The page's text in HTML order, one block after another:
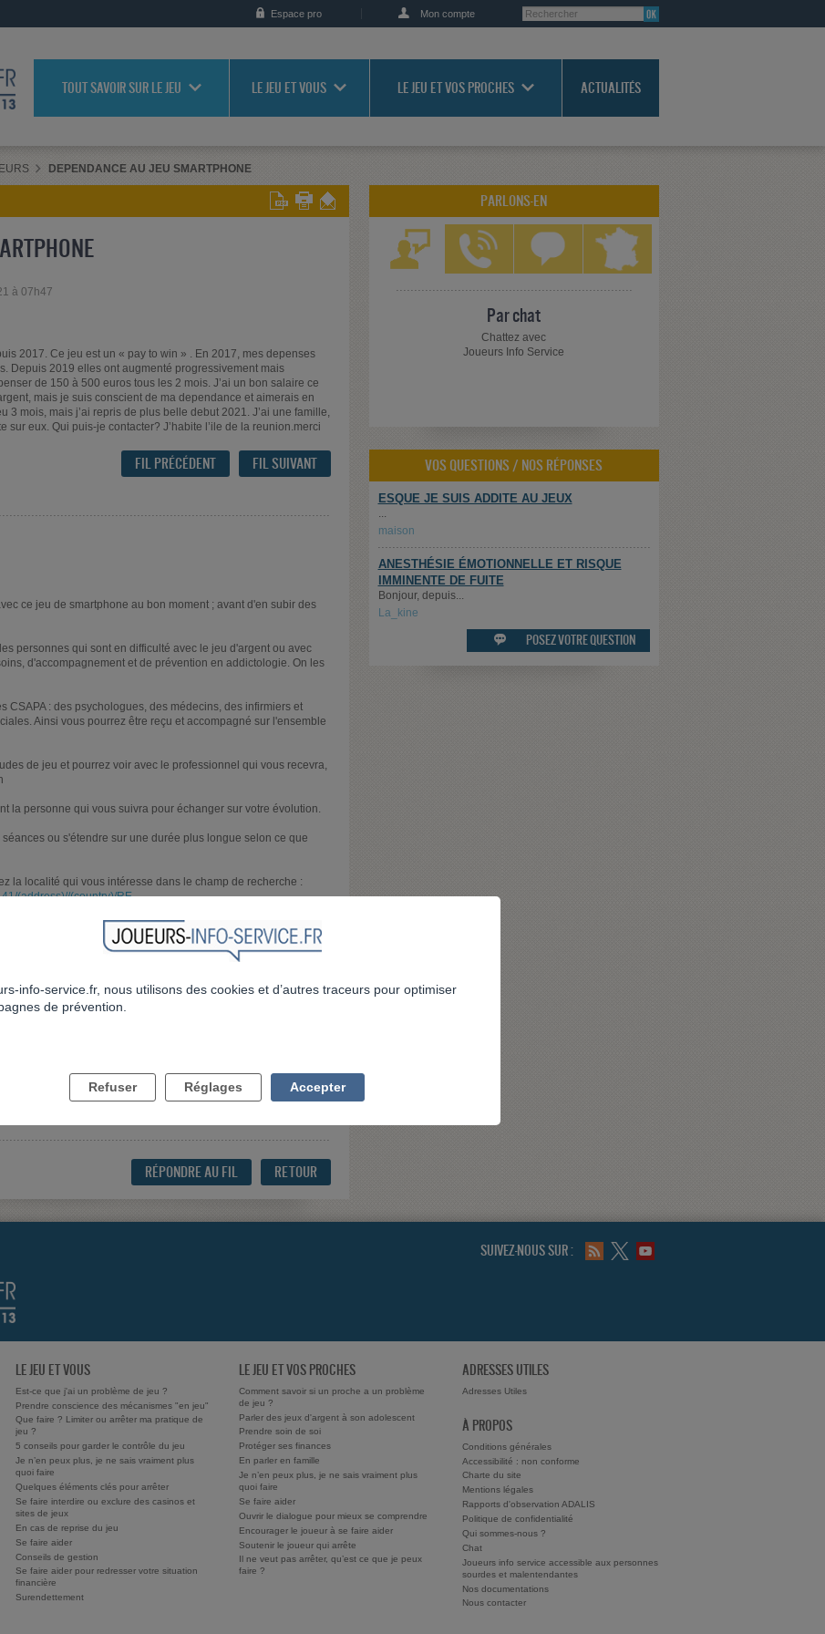
Espace pro Mon compte
TOUT SAVOIR SUR LE JEU LE JEU ET VOUS LE JEU ET VOS PROCHES ACTUALITÉS
DEPENDANCE AU JEU SMARTPHONE
à 07h47
2017. Ce jeu est un « pay to win » . En 2017, mes depenses
Depuis 2019 elles ont augmenté progressivement mais
de 150 à 500 euros tous les 2 mois. J’ai un bon salaire ce
mais je suis conscient de ma dependance et aimerais en
3 mois, mais j’ai repris de plus belle debut 2021. J’ai une famille,
sur eux. Qui puis-je contacter? J’habite l’ile de la reunion.merci
FIL PRÉCÉDENT FIL SUIVANT
ce jeu de smartphone au bon moment ; avant d'en subir des
personnes qui sont en difficulté avec le jeu d'argent ou avec
d'accompagnement et de prévention en addictologie. On les
CSAPA : des psychologues, des médecins, des infirmiers et
Ainsi vous pourrez être reçu et accompagné sur l'ensemble
de jeu et pourrez voir avec le professionnel qui vous recevra,
la personne qui vous suivra pour échanger sur votre évolution.
ou s'étendre sur une durée plus longue selon ce que
la localité qui vous intéresse dans le champ de recherche :
(address)//(country)/RE
souhaitez, vous pouvez échanger avec des joueurs sur ce
rassemble des joueurs qui ont arrêté le jeu et des joueurs en
est forte, vous pouvez également contacter Joueurs info service
( heure de métropole) ou chatter avec un ou une
démarche
RÉPONDRE AU FIL RETOUR
PARLONS-EN
Par chat
Chattez avec
Joueurs Info Service
VOS QUESTIONS / NOS RÉPONSES
ESQUE JE SUIS ADDITE AU JEUX
...
maison
ANESTHÉSIE ÉMOTIONNELLE ET RISQUE
IMMINENTE DE FUITE
Bonjour, depuis...
La_kine
 POSEZ VOTRE QUESTION
SUIVEZ-NOUS SUR :
LE JEU ET VOUS
Est-ce que j'ai un problème de jeu ?
Prendre conscience des mécanismes "en jeu"
Que faire ? Limiter ou arrêter ma pratique de
jeu ?
5 conseils pour garder le contrôle du jeu
Je n’en peux plus, je ne sais vraiment plus
quoi faire
Quelques éléments clés pour arrêter
Se faire interdire ou exclure des casinos et
sites de jeux
En cas de reprise du jeu
Se faire aider
Conseils de gestion
Se faire aider pour redresser votre situation
financière
Surendettement
LE JEU ET VOS PROCHES
Comment savoir si un proche a un problème
de jeu ?
Parler des jeux d'argent à son adolescent
Prendre soin de soi
Protéger ses finances
En parler en famille
Je n’en peux plus, je ne sais vraiment plus
quoi faire
Se faire aider
Ouvrir le dialogue pour mieux se comprendre
Encourager le joueur à se faire aider
Soutenir le joueur qui arrête
Il ne veut pas arrêter, qu’est ce que je peux
faire ?
ADRESSES UTILES
Adresses Utiles
À PROPOS
Conditions générales
Accessibilité : non conforme
Charte du site
Mentions légales
Rapports d'observation ADALIS
Politique de confidentialité
Qui sommes-nous ?
Chat
Joueurs info service accessible aux personnes
sourdes et malentendantes
Nos documentations
Nous contacter
info-service.fr, nous utilisons des cookies et d’autres traceurs pour optimiser
de prévention.
Refuser Réglages Accepter